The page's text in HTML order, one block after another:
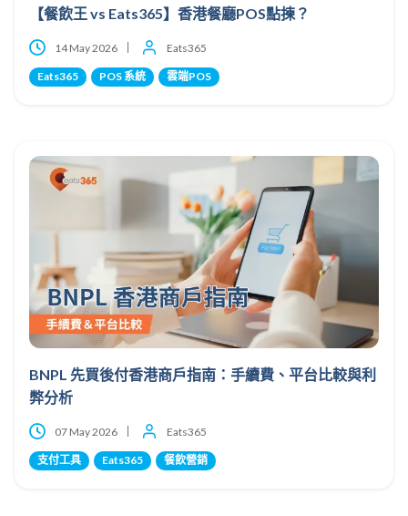
【餐飲王 vs Eats365】香港餐廳POS點揀？
14 May 2026 Eats365
Eats365 POS 系統 雲端POS
BNPL 先買後付香港商戶指南：手續費、平台比較與利
弊分析
07 May 2026 Eats365
支付工具 Eats365 餐飲營銷